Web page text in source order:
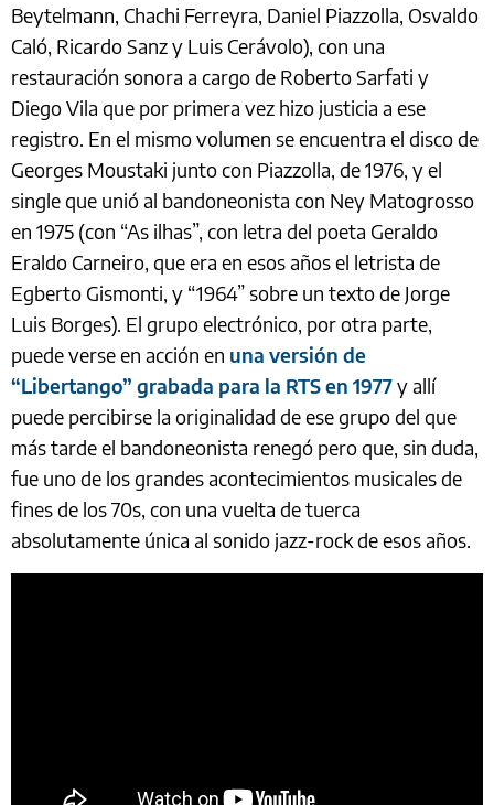
Beytelmann, Chachi Ferreyra, Daniel Piazzolla, Osvaldo
Caló, Ricardo Sanz y Luis Cerávolo), con una
restauración sonora a cargo de Roberto Sarfati y
Diego Vila que por primera vez hizo justicia a ese
registro. En el mismo volumen se encuentra el disco de
Georges Moustaki junto con Piazzolla, de 1976, y el
single que unió al bandoneonista con Ney Matogrosso
en 1975 (con “As ilhas”, con letra del poeta Geraldo
Eraldo Carneiro, que era en esos años el letrista de
Egberto Gismonti, y “1964” sobre un texto de Jorge
Luis Borges). El grupo electrónico, por otra parte,
puede verse en acción en una versión de
“Libertango” grabada para la RTS en 1977y allí
puede percibirse la originalidad de ese grupo del que
más tarde el bandoneonista renegó pero que, sin duda,
fue uno de los grandes acontecimientos musicales de
fines de los 70s, con una vuelta de tuerca
absolutamente única al sonido jazz-rock de esos años.